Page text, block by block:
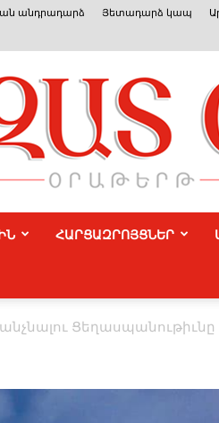
անդրադարձ Յետադարձ կապ
Or
ՀԱՐՑԱԶՐՈՅՑՆԵՐ
Ցեղասպանութիւնը